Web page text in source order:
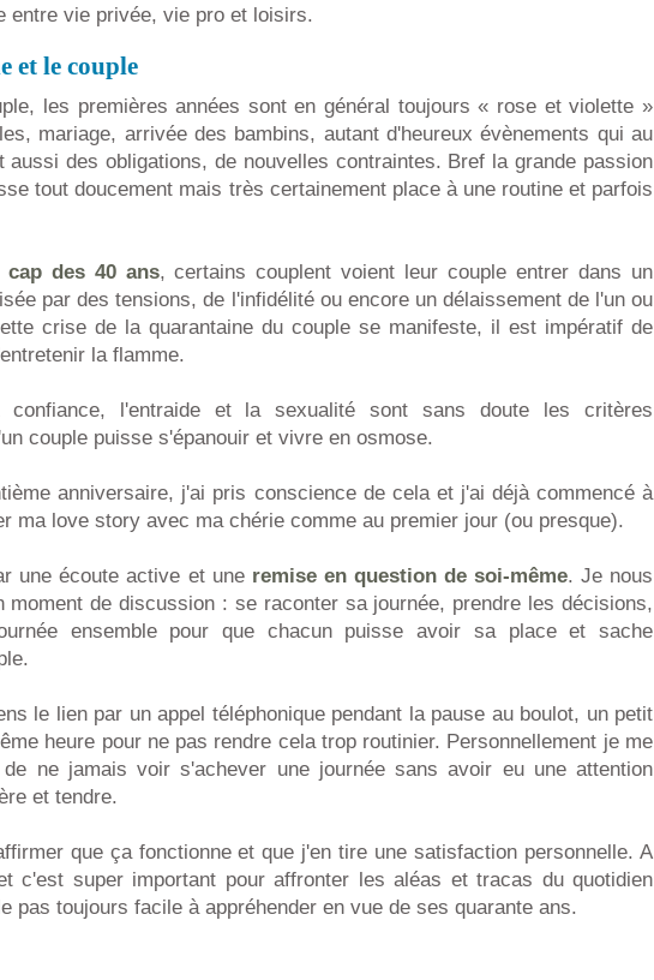
entre vie privée, vie pro et loisirs.
et le couple
les premières années sont en général toujours « rose et violette »
mariage, arrivée des bambins, autant d'heureux évènements qui au
aussi des obligations, de nouvelles contraintes. Bref la grande passion
tout doucement mais très certainement place à une routine et parfois
cap des 40 ans, certains couplent voient leur couple entrer dans un
par des tensions, de l'infidélité ou encore un délaissement de l'un ou
crise de la quarantaine du couple se manifeste, il est impératif de
la flamme.
confiance, l'entraide et la sexualité sont sans doute les critères
couple puisse s'épanouir et vivre en osmose.
anniversaire, j'ai pris conscience de cela et j'ai déjà commencé à
ma love story avec ma chérie comme au premier jour (ou presque).
une écoute active et une remise en question de soi-même. Je nous
moment de discussion : se raconter sa journée, prendre les décisions,
ensemble pour que chacun puisse avoir sa place et sache
le lien par un appel téléphonique pendant la pause au boulot, un petit
heure pour ne pas rendre cela trop routinier. Personnellement je me
ne jamais voir s'achever une journée sans avoir eu une attention
et tendre.
que ça fonctionne et que j'en tire une satisfaction personnelle. A
c'est super important pour affronter les aléas et tracas du quotidien
pas toujours facile à appréhender en vue de ses quarante ans.